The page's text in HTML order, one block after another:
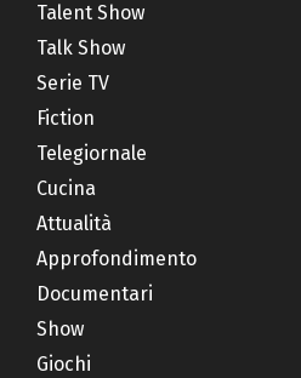
Talent Show
Talk Show
Serie TV
Fiction
Telegiornale
Cucina
Attualità
Approfondimento
Documentari
Show
Giochi